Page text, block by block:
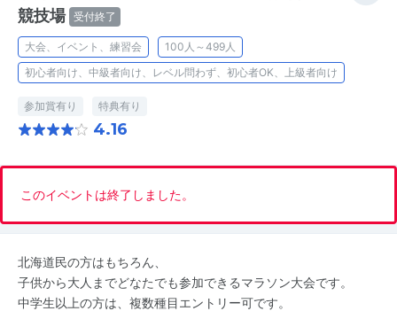
競技場 受付終了
大会、イベント、練習会
100人～499人
初心者向け、中級者向け、レベル問わず、初心者OK、上級者向け
参加賞有り 特典有り
4.16
このイベントは終了しました。
北海道民の方はもちろん、
子供から大人までどなたでも参加できるマラソン大会です。
中学生以上の方は、複数種目エントリー可です。